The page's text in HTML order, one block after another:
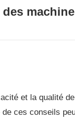
et la qualité
ces conseils